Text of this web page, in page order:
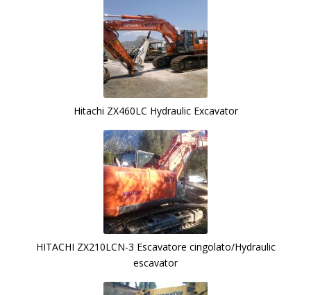
Hitachi ZX460LC Hydraulic Excavator
HITACHI ZX210LCN-3 Escavatore cingolato/Hydraulic
escavator